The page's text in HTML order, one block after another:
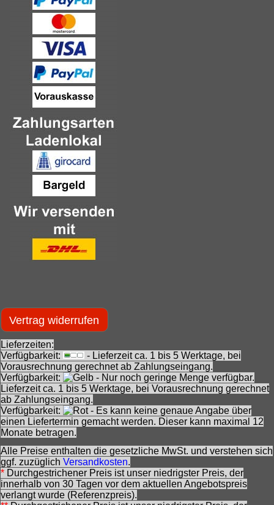
Vertrag widerrufen
Lieferzeiten:
Verfügbarkeit:
- Lieferzeit ca. 1 bis 5 Werktage, bei
Vorausrechnung gerechnet ab Zahlungseingang.
Verfügbarkeit:
- Nur noch geringe Menge verfügbar.
Lieferzeit ca. 1 bis 5 Werktage, bei Vorausrechnung gerechnet
ab Zahlungseingang.
Verfügbarkeit:
- Es kann keine genaue Angabe über
einen Liefertermin gemacht werden. Dieser kann maximal 12
Monate betragen.
Alle Preise enthalten die gesetzliche MwSt. und verstehen sich
ggf. zuzüglich Versandkosten.
* Durchgestrichener Preis ist unser niedrigster Preis, der
innerhalb von 30 Tagen vor dem aktuellen Angebotspreis
verlangt wurde (Referenzpreis).